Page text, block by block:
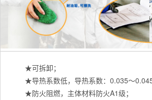
★可拆卸；
★导热系数低，导热系数：0.035～0.045
★防火阻燃，主体材料防火A1级；